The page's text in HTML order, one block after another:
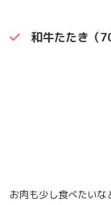
和牛たたき（
お肉も少し食べたい